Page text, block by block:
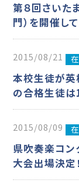
第８回さいた
門）を開催し
2015/08/21
本校生徒が英
の合格生徒
2015/08/09
県吹奏楽コン
大会出場決